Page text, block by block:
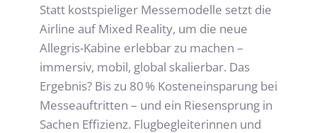
Statt kostspieliger Messemodelle setzt die
Airline auf Mixed Reality, um die neue
Allegris-Kabine erlebbar zu machen –
immersiv, mobil, global skalierbar. Das
Ergebnis? Bis zu 80 % Kosteneinsparung bei
Messeauftritten – und ein Riesensprung in
Sachen Effizienz. Flugbegleiterinnen und